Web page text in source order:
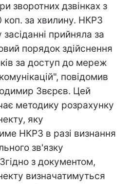
зворотних дзвінках з
за хвилину. НКРЗ
прийняла за
порядок здійснення
за доступ до мереж
повідомив
Звєрєв. Цей
методику розрахунку
яку
НКРЗ в разі визнання
зв'язку
з документом,
визначатимуться